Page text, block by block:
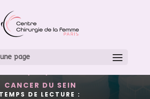
page
CIBLÉES
CANCER DU SEIN
TEMPS DE LECTURE :